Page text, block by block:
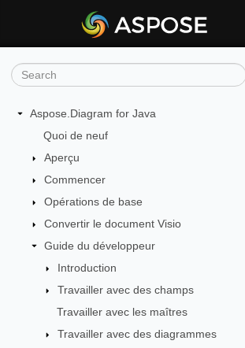
Aspose.Diagram for Java
Quoi de neuf
Aperçu
Commencer
Opérations de base
Convertir le document Visio
Guide du développeur
Introduction
Travailler avec des champs
Travailler avec les maîtres
Travailler avec des diagrammes